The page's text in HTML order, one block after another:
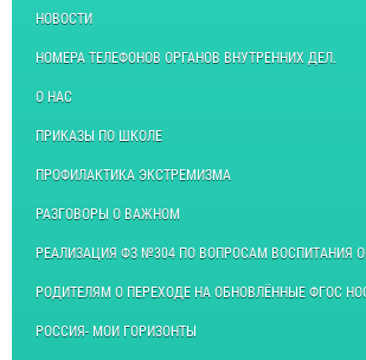
НОВОСТИ
НОМЕРА ТЕЛЕФОНОВ ОРГАНОВ ВНУТРЕННИХ ДЕЛ.
О НАС
ПРИКАЗЫ ПО ШКОЛЕ
ПРОФИЛАКТИКА ЭКСТРЕМИЗМА
РАЗГОВОРЫ О ВАЖНОМ
РЕАЛИЗАЦИЯ ФЗ №304 ПО ВОПРОСАМ ВОСПИТАНИЯ
РОДИТЕЛЯМ О ПЕРЕХОДЕ НА ОБНОВЛЁННЫЕ ФГОС
РОССИЯ- МОИ ГОРИЗОНТЫ